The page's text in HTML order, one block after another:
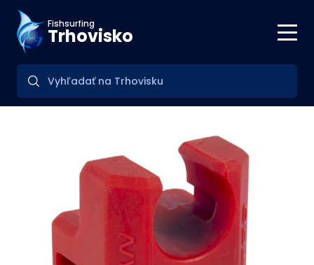
Fishsurfing
Trhovisko